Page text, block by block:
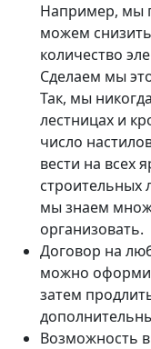
Например, мы
можем
количество
Сделаем мы
Так, мы
лестницах и
число
вести на всех
строительных
мы знаем
организовать.
Договор на
можно
затем
Возможность